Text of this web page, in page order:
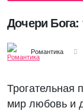
Дочери Бога:
Романтика
Трогательная
мир любовь и